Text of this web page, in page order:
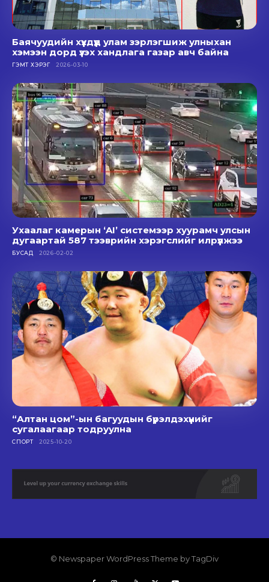
Баячуудийн хүүхдүүд улам зэрлэгшиж улныхан
хэмээн дорд үзэх хандлага газар авч байна
ГЭМТ ХЭРЭГ 2026-03-10
Ухаалаг камерын ‘AI’ системээр хуурамч улсын
дугаартай 587 тээврийн хэрэгслийг илрүүлжээ
БУСАД 2026-02-02
“Алтан цом”-ын багуудын бүрэлдэхүүнийг
сугалаагаар тодруулна
СПОРТ 2025-10-20
© Newspaper WordPress Theme by TagDiv